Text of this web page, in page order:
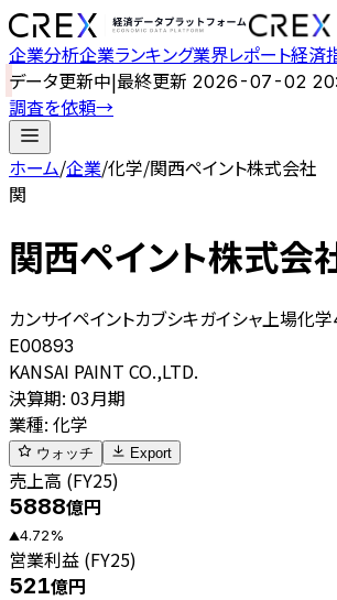
企業分析企業ランキング業界レポート経済
データ更新中|最終更新 2026-07-02
調査を依頼→
ホーム/企業/化学/関西ペイント株式会社
関
関西ペイント株式会
カンサイペイントカブシキガイシャ 上場化学
E00893
KANSAI PAINT CO.,LTD.
決算期: 03月期
業種: 化学
ウォッチ Export
売上高 (FY25)
5888億円
▲4.72%
営業利益 (FY25)
521億円